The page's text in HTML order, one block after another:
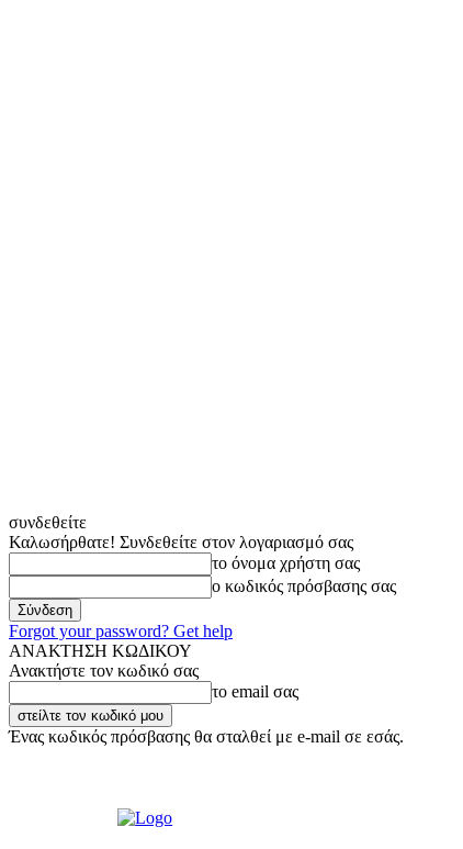
συνδεθείτε
Καλωσήρθατε! Συνδεθείτε στον λογαριασμό σας
το όνομα χρήστη σας
ο κωδικός πρόσβασης σας
Forgot your password? Get help
ΑΝΑΚΤΗΣΗ ΚΩΔΙΚΟΥ
Ανακτήστε τον κωδικό σας
το email σας
Ένας κωδικός πρόσβασης θα σταλθεί με e-mail σε εσάς.